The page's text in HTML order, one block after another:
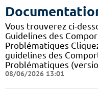
Vous trouverez ci-
Guidelines des
Problématiques
guidelines des
Problématiques
08/06/2026 13:01